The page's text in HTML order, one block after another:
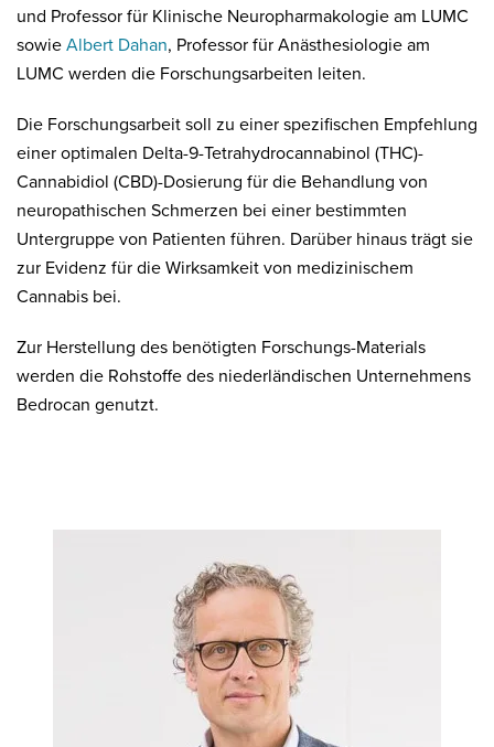
und Professor für Klinische Neuropharmakologie am LUMC
sowie Albert Dahan, Professor für Anästhesiologie am
LUMC werden die Forschungsarbeiten leiten.
Die Forschungsarbeit soll zu einer spezifischen Empfehlung
einer optimalen Delta-9-Tetrahydrocannabinol (THC)-
Cannabidiol (CBD)-Dosierung für die Behandlung von
neuropathischen Schmerzen bei einer bestimmten
Untergruppe von Patienten führen. Darüber hinaus trägt sie
zur Evidenz für die Wirksamkeit von medizinischem
Cannabis bei.
Zur Herstellung des benötigten Forschungs-Materials
werden die Rohstoffe des niederländischen Unternehmens
Bedrocan genutzt.